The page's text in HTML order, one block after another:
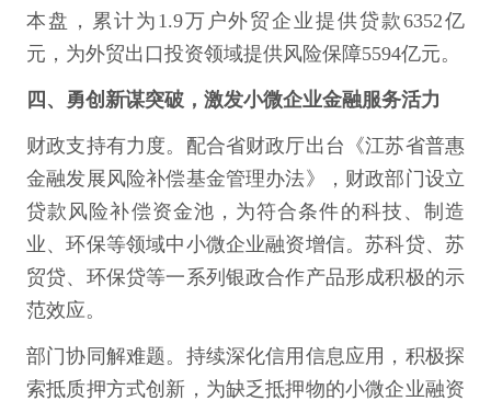
本盘，累计为1.9万户外贸企业提供贷款6352亿
元，为外贸出口投资领域提供风险保障5594亿元。
四、勇创新谋突破，激发小微企业金融服务活力
财政支持有力度。配合省财政厅出台《江苏省普惠
金融发展风险补偿基金管理办法》，财政部门设立
贷款风险补偿资金池，为符合条件的科技、制造
业、环保等领域中小微企业融资增信。苏科贷、苏
贸贷、环保贷等一系列银政合作产品形成积极的示
范效应。
部门协同解难题。持续深化信用信息应用，积极探
索抵质押方式创新，为缺乏抵押物的小微企业融资